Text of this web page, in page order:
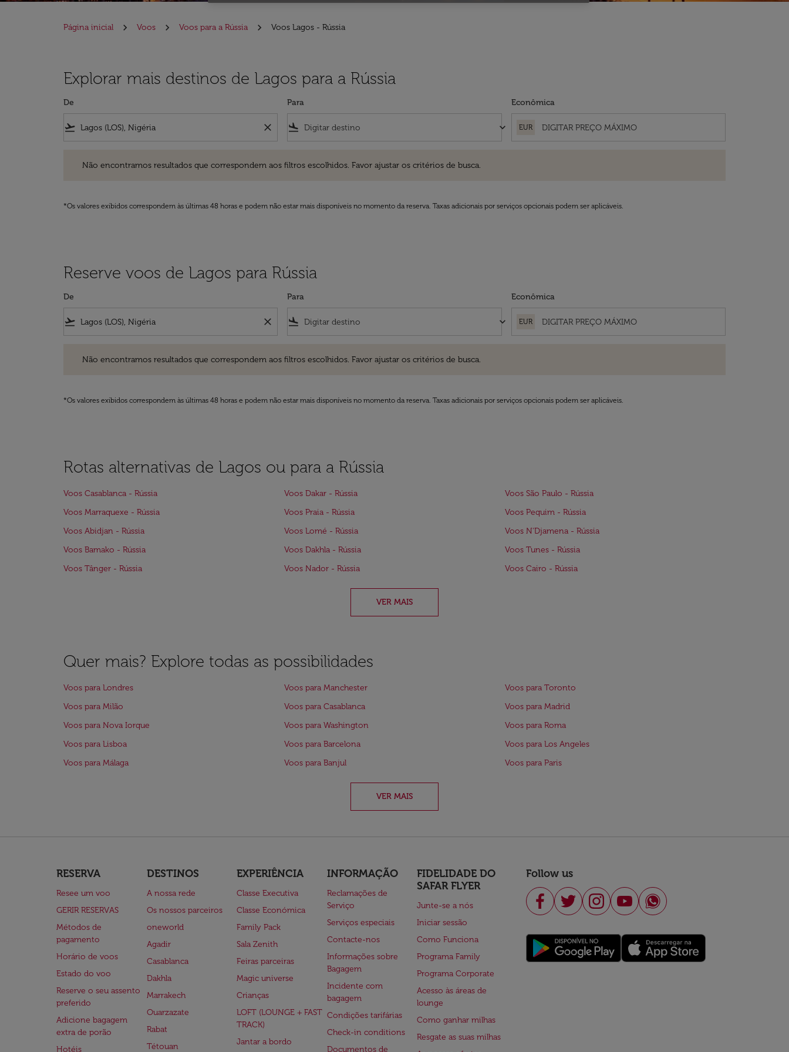
Página inicial Voos Voos para a Rússia Voos Lagos - Rússia
Explorar mais destinos de Lagos para a Rússia
De
flight_takeoff close
Para
flight_land keyboard_arrow_down
Econômica
EUR
Não encontramos resultados que correspondem aos filtros escolhidos. Favor ajustar os critérios de busca.
*Os valores exibidos correspondem às últimas 48 horas e podem não estar mais disponíveis no momento da reserva. Taxas adicionais por serviços opcionais podem ser aplicáveis.
Reserve voos de Lagos para Rússia
De
flight_takeoff close
Para
flight_land keyboard_arrow_down
Econômica
EUR
Não encontramos resultados que correspondem aos filtros escolhidos. Favor ajustar os critérios de busca.
*Os valores exibidos correspondem às últimas 48 horas e podem não estar mais disponíveis no momento da reserva. Taxas adicionais por serviços opcionais podem ser aplicáveis.
Rotas alternativas de Lagos ou para a Rússia
Voos Casablanca - Rússia Voos Dakar - Rússia
Voos São Paulo - Rússia
Voos Marraquexe - Rússia
Voos Praia - Rússia
Voos Pequim - Rússia
Voos Abidjan - Rússia
Voos Lomé - Rússia
Voos N'Djamena - Rússia
Voos Bamako - Rússia
Voos Dakhla - Rússia
Voos Tunes - Rússia
Voos Tânger - Rússia
Voos Nador - Rússia Voos Cairo - Rússia
VER MAIS
Quer mais? Explore todas as possibilidades
Voos para Londres Voos para Manchester
Voos para Toronto
Voos para Milão
Voos para Casablanca
Voos para Madrid
Voos para Nova Iorque
Voos para Washington
Voos para Roma
Voos para Lisboa
Voos para Barcelona
Voos para Los Angeles
Voos para Málaga
Voos para Banjul Voos para Paris
VER MAIS
RESERVA
Resee um voo
GERIR RESERVAS
Métodos de
pagamento
Horário de voos
Estado do voo
Reserve o seu assento
preferido
Adicione bagagem
extra de porão
Hotéis
DESTINOS
A nossa rede
Os nossos parceiros
oneworld
Agadir
Casablanca
Dakhla
Marrakech
Ouarzazate
Rabat
Tétouan
EXPERIÊNCIA
Classe Executiva
Classe Económica
Family Pack
Sala Zenith
Feiras parceiras
Magic universe
Crianças
LOFT (LOUNGE + FAST
TRACK)
Jantar a bordo
INFORMAÇÃO
Reclamações de
Serviço
Serviços especiais
Contacte-nos
Informações sobre
Bagagem
Incidente com
bagagem
Condições tarifárias
Check-in conditions
Documentos de
FIDELIDADE DO
SAFAR FLYER
Junte-se a nós
Iniciar sessão
Como Funciona
Programa Family
Programa Corporate
Acesso às áreas de
lounge
Como ganhar milhas
Resgate as suas milhas
Follow us